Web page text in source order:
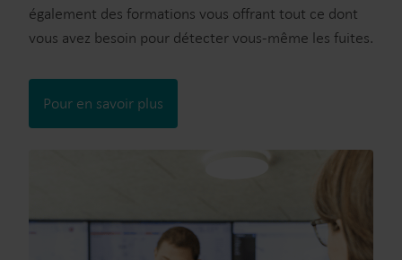
également des formations vous offrant tout ce dont
vous avez besoin pour détecter vous-même les fuites.
Pour en savoir plus